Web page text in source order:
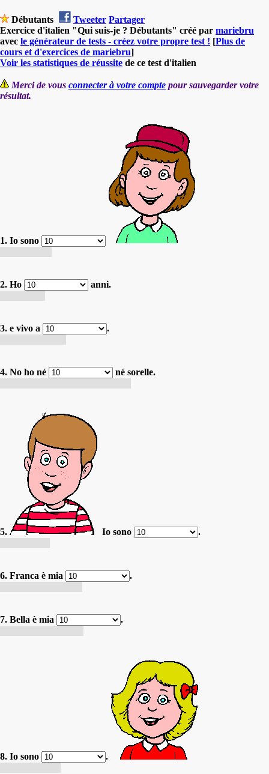
Débutants Tweeter Partager
Exercice d'italien "Qui suis-je ? Débutants" créé par mariebru
avec le générateur de tests - créez votre propre test ! [Plus de
cours et d'exercices de mariebru]
Voir les statistiques de réussite de ce test d'italien
Merci de vous connecter à votre compte pour sauvegarder votre
résultat.
1. Io sono
2. Ho
anni.
3. e vivo a
.
4. No ho né
né sorelle.
5. Io sono
.
6. Franca è mia
.
7. Bella è mia
.
8. Io sono
.